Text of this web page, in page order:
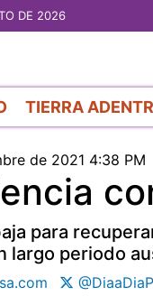
DE 2026
TIERRA
de 2021 4:38 PM
para
largo periodo